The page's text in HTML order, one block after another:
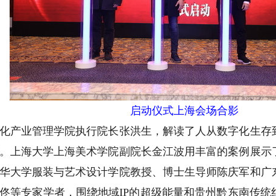
启动仪式上海会场合影
业管理学院执行院长张洪生，解读了人从数字化生存
上海大学上海美术学院副院长金江波用丰富的案例展
大学服装与艺术设计学院教授、博士生导师陈庆军和
等专家学者，围绕地域IP的超级能量和贵州黔东南传